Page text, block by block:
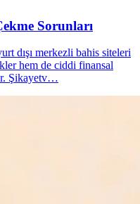
Sorunları
dışı merkezli bahis siteleri
hem de ciddi finansal
Şikayetv…